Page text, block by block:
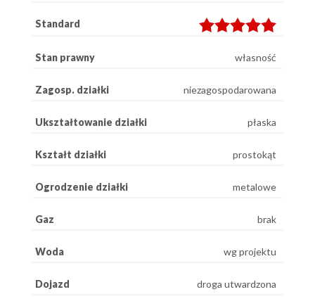
Standard
Stan prawny własność
Zagosp. działki niezagospodarowana
Ukształtowanie działki płaska
Kształt działki prostokąt
Ogrodzenie działki metalowe
Gaz brak
Woda wg projektu
Dojazd droga utwardzona